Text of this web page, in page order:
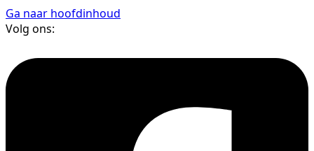
Ga naar hoofdinhoud
Volg ons: